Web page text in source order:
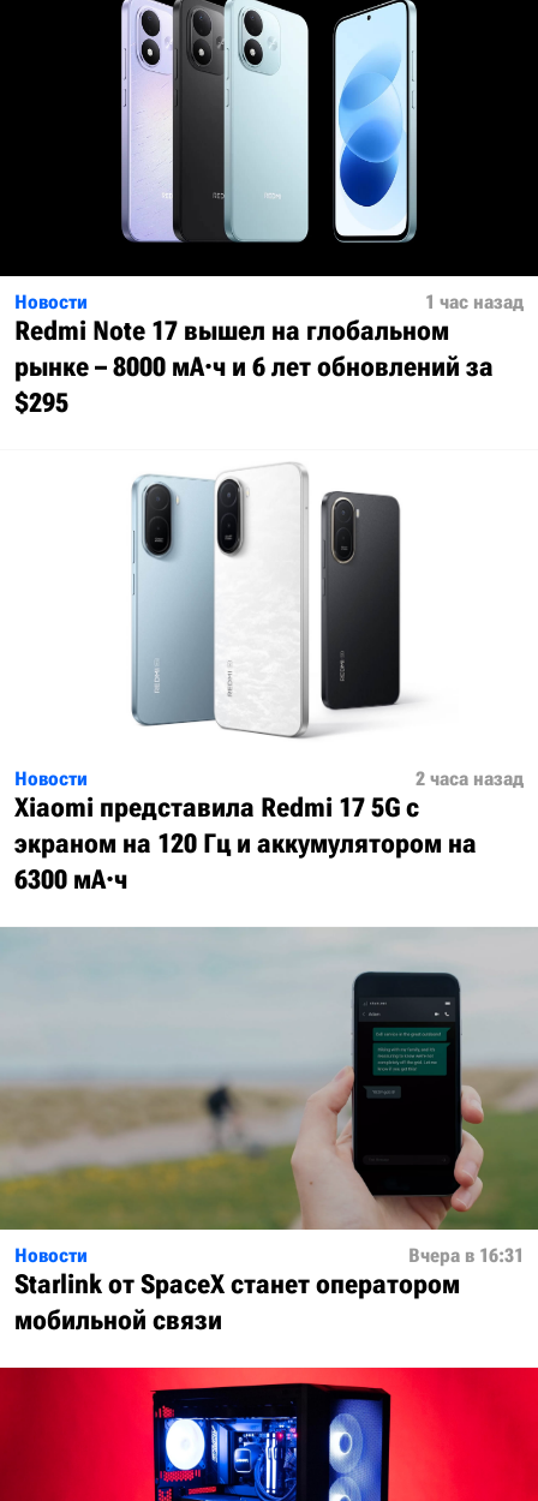
Новости 1 час назад
Redmi Note 17 вышел на глобальном
рынке – 8000 мА·ч и 6 лет обновлений за
$295
Новости 2 часа назад
Xiaomi представила Redmi 17 5G с
экраном на 120 Гц и аккумулятором на
6300 мА·ч
Новости Вчера в 16:31
Starlink от SpaceX станет оператором
мобильной связи